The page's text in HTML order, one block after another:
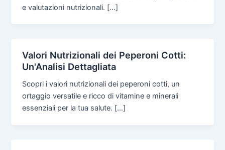
e valutazioni nutrizionali. […]
Valori Nutrizionali dei Peperoni Cotti:
Un'Analisi Dettagliata
Scopri i valori nutrizionali dei peperoni cotti, un
ortaggio versatile e ricco di vitamine e minerali
essenziali per la tua salute. […]